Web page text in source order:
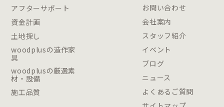
アフターサポート
資金計画
土地探し
woodplusの造作家
具
woodplusの厳選素
材・設備
施工品質
お問い合わせ
会社案内
スタッフ紹介
イベント
ブログ
ニュース
よくあるご質問